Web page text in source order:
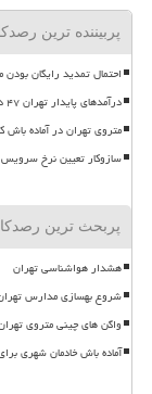
پربیننده ترین
احتمال تمدید رایگان
درآمدهای پایدار تهران ۴۷ درصد رشد کرد
متروی تهران در آماده باش
سازوکار تعیین نرخ
پربحث ترین
هشدار هواشناسی تهران
شروع بهسازی مدارس
واگن های چینی متروی
آماده باش خادمان شهری